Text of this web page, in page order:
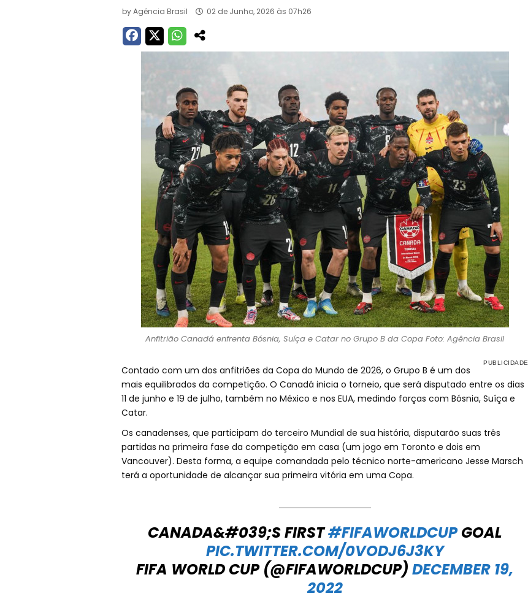
byAgência Brasil 02 de Junho, 2026 às 07h26
Anfitrião Canadá enfrenta Bósnia, Suíça e Catar no Grupo B da Copa Foto: Agência Brasil
Contado com um dos anfitriões da Copa do Mundo de 2026, o Grupo B é um dos
mais equilibrados da competição. O Canadá inicia o torneio, que será disputado entre os dias
11 de junho e 19 de julho, também no México e nos EUA, medindo forças com Bósnia, Suíça e
Catar.
Os canadenses, que participam do terceiro Mundial de sua história, disputarão suas três
partidas na primeira fase da competição em casa (um jogo em Toronto e dois em
Vancouver). Desta forma, a equipe comandada pelo técnico norte-americano Jesse Marsch
terá a oportunidade de alcançar sua primeira vitória em uma Copa.
CANADA&#039;S FIRST#FIFAWORLDCUPGOAL
PIC.TWITTER.COM/0VODJ6J3KY
FIFA WORLD CUP (@FIFAWORLDCUP) DECEMBER 19,
2022